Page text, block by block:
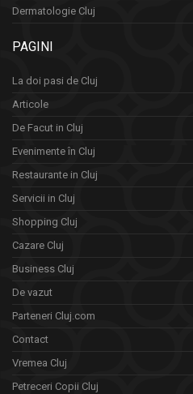
Dermatologie Cluj
PAGINI
La doi pasi de Cluj
Articole
De Facut in Cluj
Evenimente în Cluj
Restaurante in Cluj
Servicii in Cluj
Shopping Cluj
Cazare Cluj
Business Cluj
De vazut
Parteneri Cluj.com
Contact
Vremea Cluj
Petreceri Copii Cluj